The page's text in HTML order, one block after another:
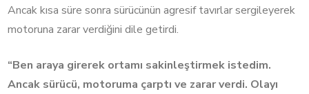
Ancak kısa süre sonra sürücünün agresif tavırlar sergileyerek
motoruna zarar verdiğini dile getirdi.
“Ben araya girerek ortamı sakinleştirmek istedim.
Ancak sürücü, motoruma çarptı ve zarar verdi. Olayı